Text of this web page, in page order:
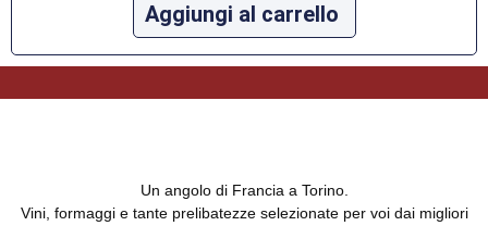
Aggiungi al carrello
Un angolo di Francia a Torino.
Vini, formaggi e tante prelibatezze selezionate per voi dai migliori